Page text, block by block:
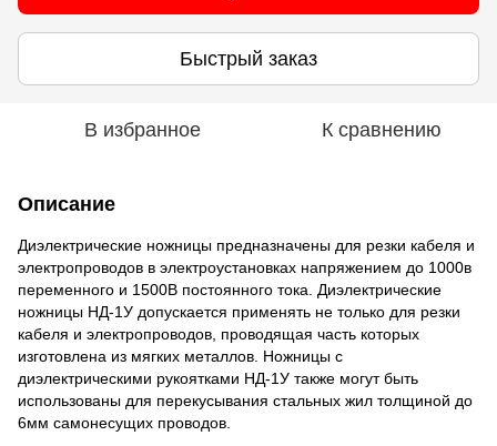
Быстрый заказ
В избранное К сравнению
Описание
Диэлектрические ножницы предназначены для резки кабеля и
электропроводов в электроустановках напряжением до 1000в
переменного и 1500В постоянного тока. Диэлектрические
ножницы НД-1У допускается применять не только для резки
кабеля и электропроводов, проводящая часть которых
изготовлена из мягких металлов. Ножницы с
диэлектрическими рукоятками НД-1У также могут быть
использованы для перекусывания стальных жил толщиной до
6мм самонесущих проводов.